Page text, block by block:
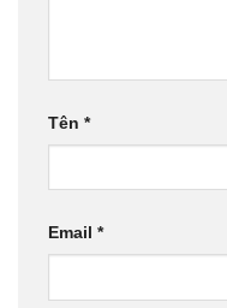
Tên *
Email *